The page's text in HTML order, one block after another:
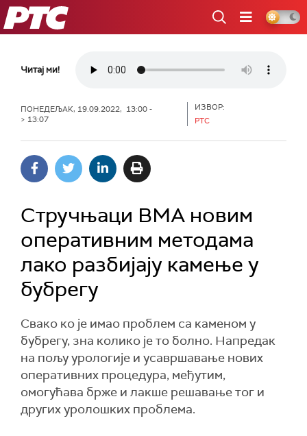
РТС
Читај ми!
ПОНЕДЕЉАК, 19.09.2022, 13:00 -
> 13:07
ИЗВОР:
РТС
Стручњаци ВМА новим
оперативним методама
лако разбијају камење у
бубрегу
Свако ко је имао проблем са каменом у
бубрегу, зна колико је то болно. Напредак
на пољу урологије и усавршавање нових
оперативних процедура, међутим,
омогућава брже и лакше решавање тог и
других уролошких проблема.